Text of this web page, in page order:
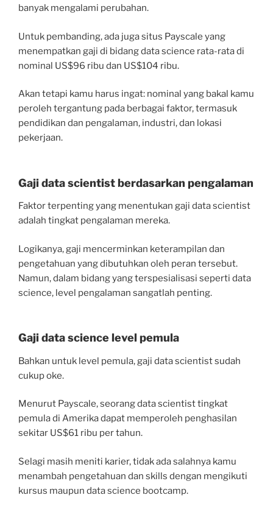
banyak mengalami perubahan.
Untuk pembanding, ada juga situs Payscale yang
menempatkan gaji di bidang data science rata-rata di
nominal US$96 ribu dan US$104 ribu.
Akan tetapi kamu harus ingat: nominal yang bakal kamu
peroleh tergantung pada berbagai faktor, termasuk
pendidikan dan pengalaman, industri, dan lokasi
pekerjaan.
Gaji data scientist berdasarkan pengalaman
Faktor terpenting yang menentukan gaji data scientist
adalah tingkat pengalaman mereka.
Logikanya, gaji mencerminkan keterampilan dan
pengetahuan yang dibutuhkan oleh peran tersebut.
Namun, dalam bidang yang terspesialisasi seperti data
science, level pengalaman sangatlah penting.
Gaji data science level pemula
Bahkan untuk level pemula, gaji data scientist sudah
cukup oke.
Menurut Payscale, seorang data scientist tingkat
pemula di Amerika dapat memperoleh penghasilan
sekitar US$61 ribu per tahun.
Selagi masih meniti karier, tidak ada salahnya kamu
menambah pengetahuan dan skills dengan mengikuti
kursus maupun data science bootcamp.